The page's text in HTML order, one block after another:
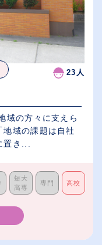
23人
域の方々に支えら
域の課題は自社
き...
短大
高専
専門 高校